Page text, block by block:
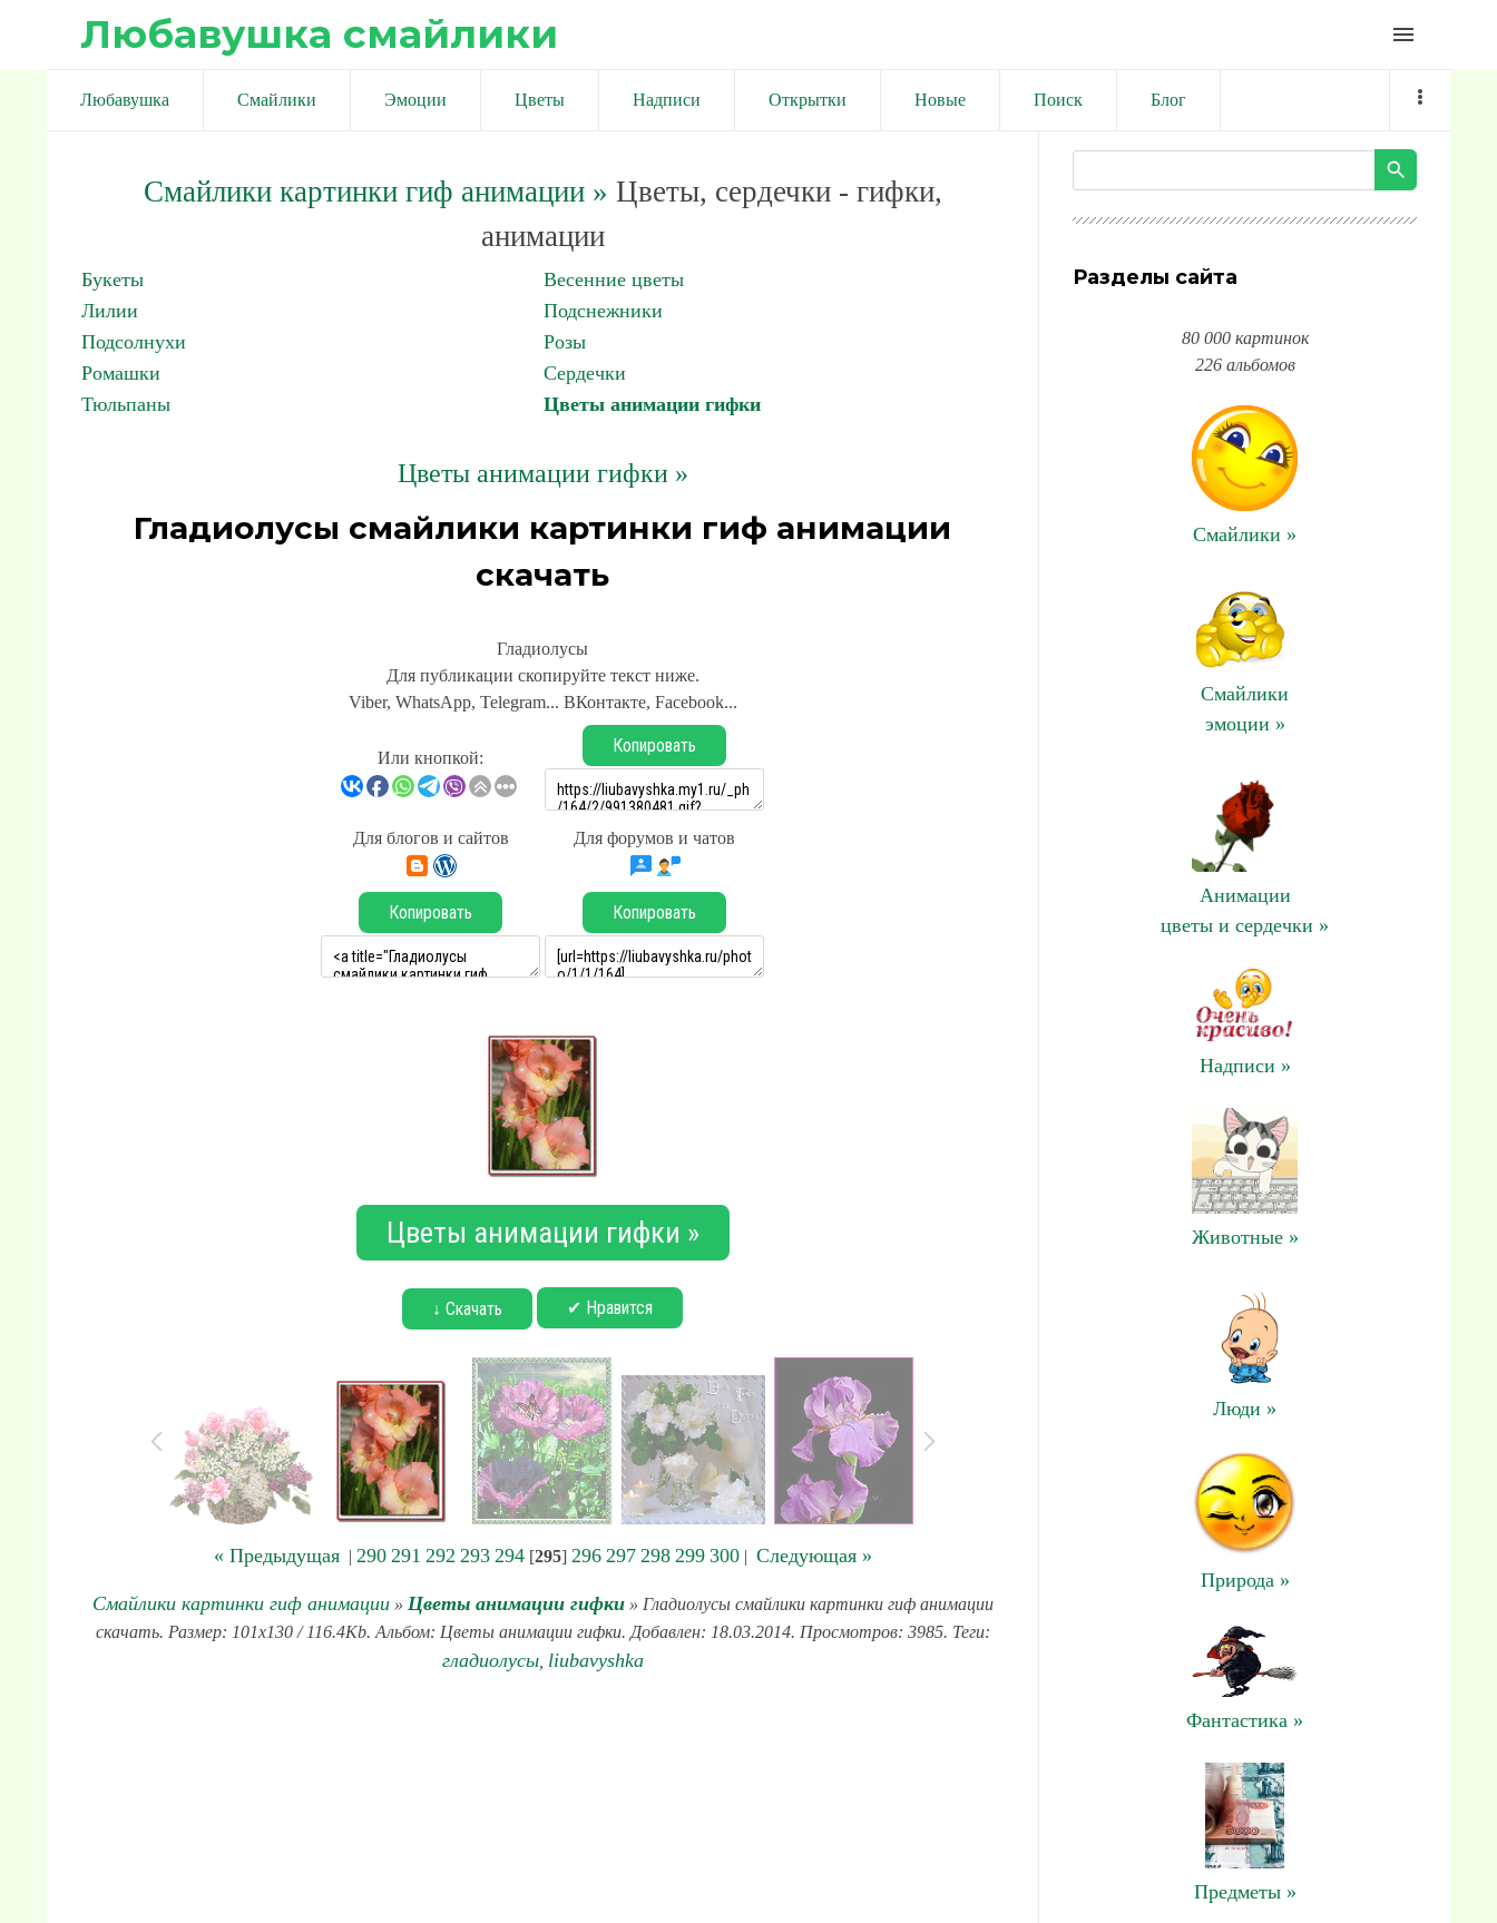
Любавушка смайлики menu
Любавушка Смайлики Эмоции Цветы Надписи Открытки Новые Поиск Блог
Смайлики картинки гиф анимации» Цветы, сердечки - гифки,
анимации
Букеты
Весенние цветы
Лилии
Подснежники
Подсолнухи
Розы
Ромашки
Сердечки
Тюльпаны
Цветы анимации гифки
Цветы анимации гифки »
Гладиолусы смайлики картинки гиф анимации
скачать
Гладиолусы
Для публикации скопируйте текст ниже.
Viber, WhatsApp, Telegram... ВКонтакте, Facebook...
Или кнопкой:
Копировать
Для блогов и сайтов Для форумов и чатов
Копировать Копировать
Цветы анимации гифки »
↓ Скачать ✔ Нравится
« Предыдущая| 290 291 292 293 294[295] 296 297 298 299 300| Следующая »
Смайлики картинки гиф анимации» Цветы анимации гифки» Гладиолусы смайлики картинки гиф анимации
скачать. Размер: 101x130 / 116.4Kb. Альбом: Цветы анимации гифки. Добавлен: 18.03.2014. Просмотров: 3985. Теги:
гладиолусы, liubavyshka
Разделы сайта
80 000 картинок
226 альбомов
Смайлики »
Смайлики
эмоции »
Анимации
цветы и сердечки »
Надписи »
Животные »
Люди »
Природа »
Фантастика »
Предметы »